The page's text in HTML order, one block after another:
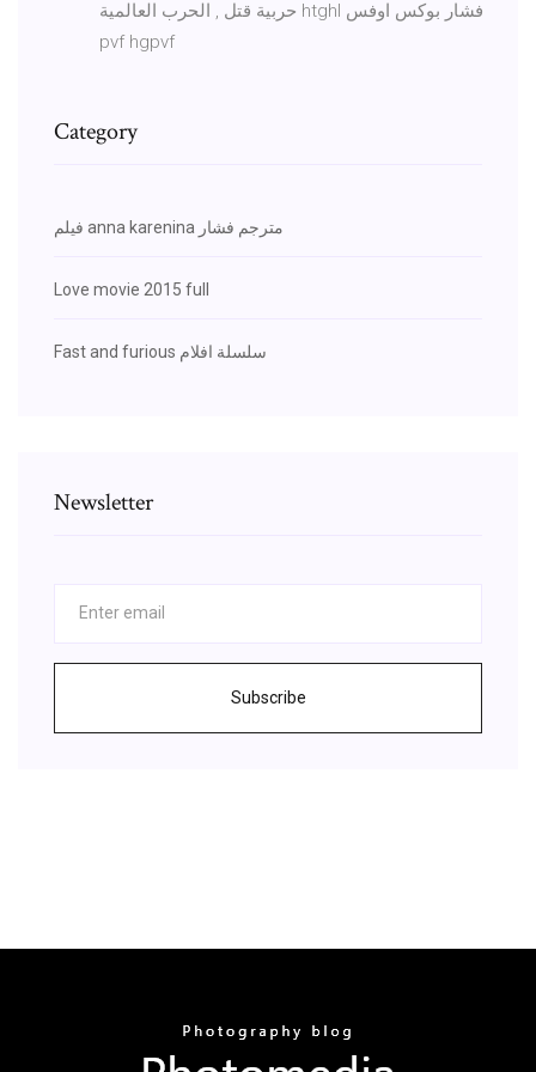
حربية قتل , الحرب العالمية htghl فشار بوكس اوفس
pvf hgpvf
Category
فيلم anna karenina مترجم فشار
Love movie 2015 full
Fast and furious سلسلة افلام
Newsletter
Subscribe